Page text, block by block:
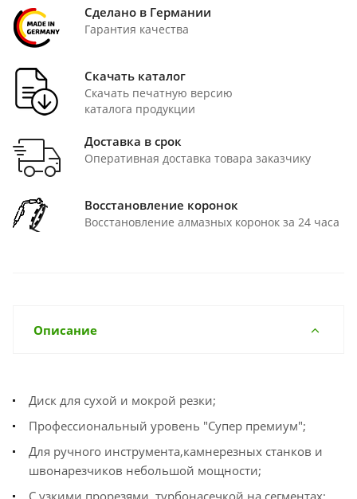
Сделано в Германии
Гарантия качества
Скачать каталог
Скачать печатную версию
каталога продукции
Доставка в срок
Оперативная доставка товара заказчику
Восстановление коронок
Восстановление алмазных коронок за 24 часа
Описание
Диск для сухой и мокрой резки;
Профессиональный уровень "Супер премиум";
Для ручного инструмента,камнерезных станков и
швонарезчиков небольшой мощности;